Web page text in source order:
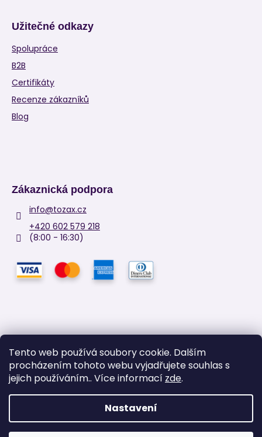
Tento web používá soubory cookie. Dalším
procházením tohoto webu vyjadřujete souhlas s
jejich používáním.. Více informací zde.
Nastavení
Užitečné odkazy
Spolupráce
B2B
Certifikáty
Recenze zákazníků
Blog
Zákaznická podpora
info@tozax.cz
+420 602 579 218
(8:00 - 16:30)
Facebook
Copyright 2026TOZAX. Všechna práva vyhrazena.Upravit